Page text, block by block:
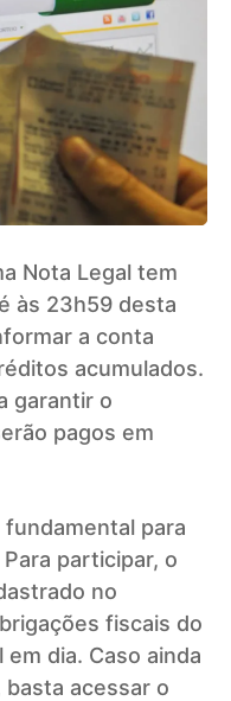
Nota Legal tem
às 23h59 desta
a conta
acumulados.
garantir o
pagos em
para
participar, o
no
fiscais do
dia. Caso ainda
acessar o